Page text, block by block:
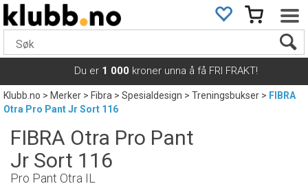
Du er 1 000 kroner unna å få FRI FRAKT!
Klubb.no>Merker>Fibra>Spesialdesign>Treningsbukser> FIBRA
Otra Pro Pant Jr Sort 116
FIBRA Otra Pro Pant
Jr Sort 116
Pro Pant Otra IL